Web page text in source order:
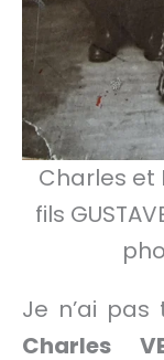
Charles et
fils
Je n’ai
Charles